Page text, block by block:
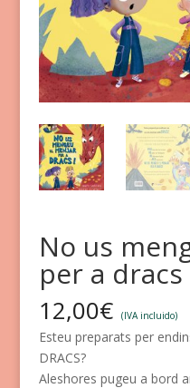
No us
per a dracs
12,00€ (IVA incluido)
Esteu preparats per
DRACS?
Aleshores pugeu a bord